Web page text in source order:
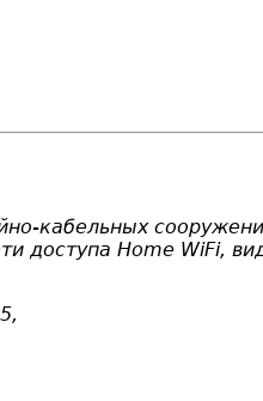
кабельных
доступа Home WiFi,